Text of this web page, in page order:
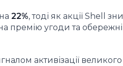
22%, тоді як акції Shell
премію угоди та
активізації великого